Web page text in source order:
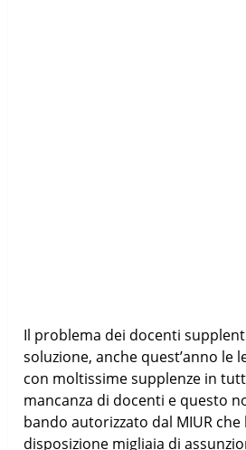
Il problema dei docenti
soluzione, anche quest’anno le
con moltissime supplenze in
mancanza di docenti e questo
bando autorizzato dal MIUR che
disposizione migliaia di